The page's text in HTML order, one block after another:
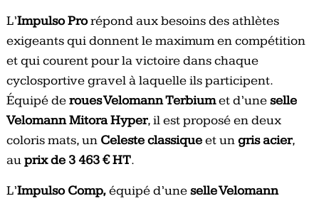
L’Impulso Prorépond aux besoins des athlètes
exigeants qui donnent le maximum en compétition
et qui courent pour la victoire dans chaque
cyclosportive gravel à laquelle ils participent.
Équipé deroues Velomann Terbiumet d’uneselle
Velomann Mitora Hyper, il est proposé en deux
coloris mats, un Celeste classiqueet ungris acier,
auprix de 3 463 € HT.
L’Impulso Comp,équipé d’uneselle Velomann